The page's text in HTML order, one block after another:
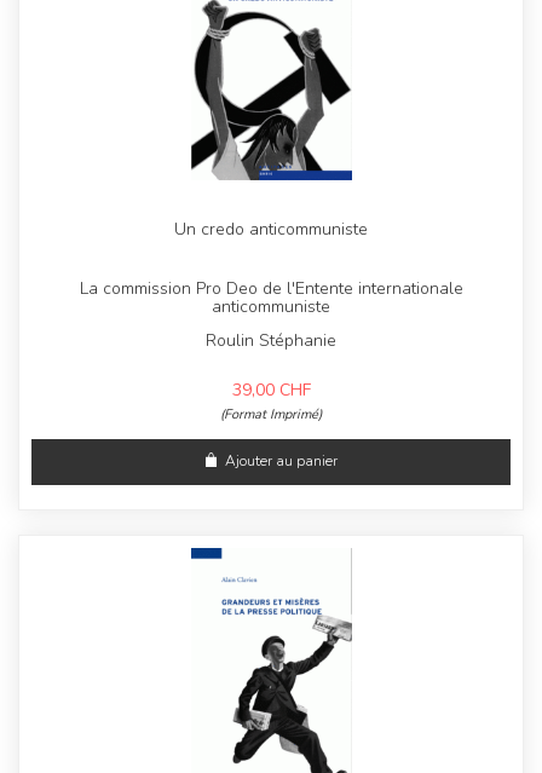
Un credo anticommuniste
La commission Pro Deo de l'Entente internationale
anticommuniste
Roulin Stéphanie
39,00 CHF
(Format Imprimé)
Ajouter au panier